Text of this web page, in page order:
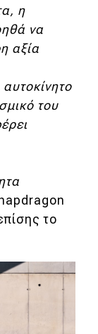
η
να
αξία
του
το